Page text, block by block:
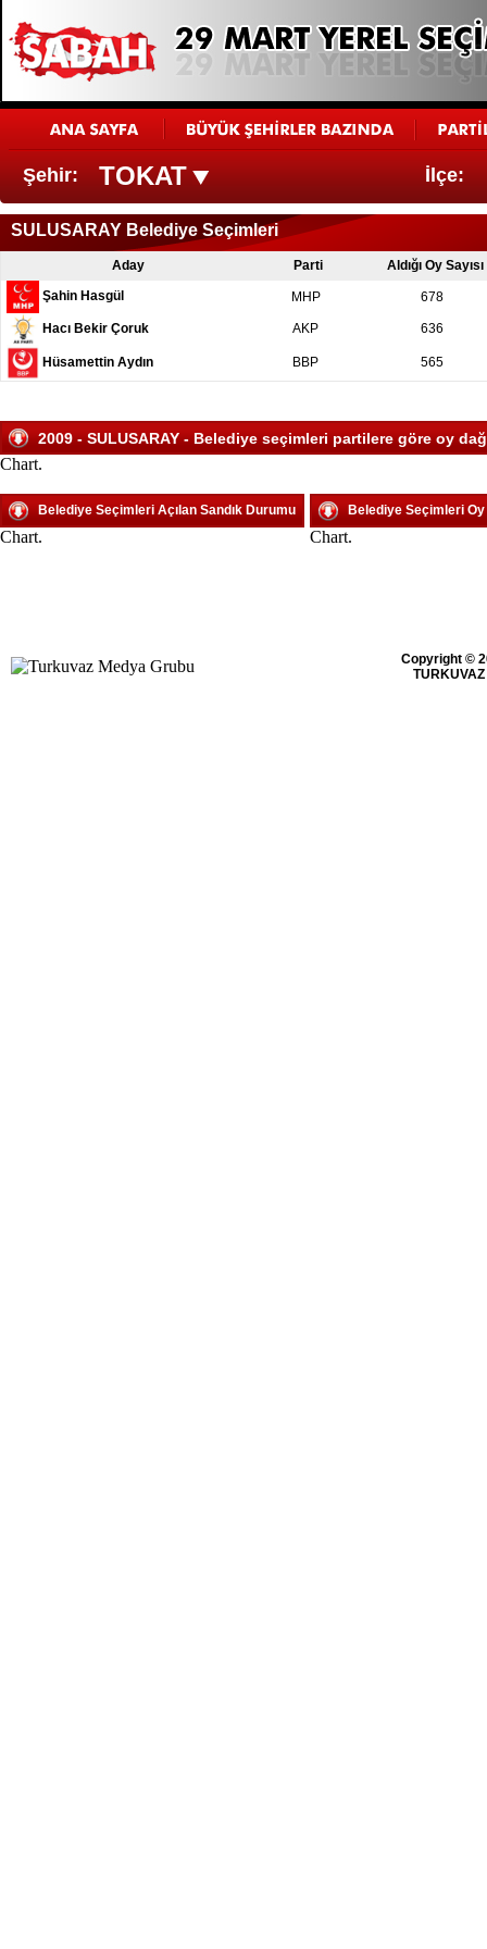
Şehir: TOKAT İlçe:
SULUSARAY Belediye Seçimleri
Aday Parti Aldığı Oy Sayısı
Şahin Hasgül MHP 678
Hacı Bekir Çoruk AKP 636
Hüsamettin Aydın BBP 565
2009 - SULUSARAY - Belediye seçimleri partilere göre oy
Chart.
Belediye Seçimleri Açılan Sandık Durumu
Chart.
Belediye Seçimleri
Chart.
Copyright ©